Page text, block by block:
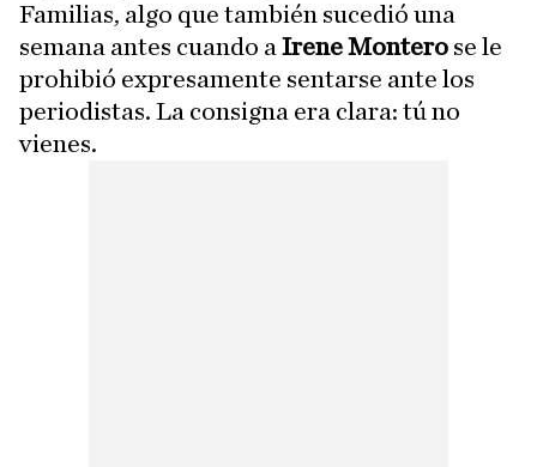
Familias, algo que también sucedió una
semana antes cuando a Irene Montero se le
prohibió expresamente sentarse ante los
periodistas. La consigna era clara: tú no
vienes.